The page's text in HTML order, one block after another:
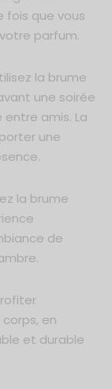
fois que vous
parfum.
la brume
une soirée
amis. La
une
la brume
de
en
et durable